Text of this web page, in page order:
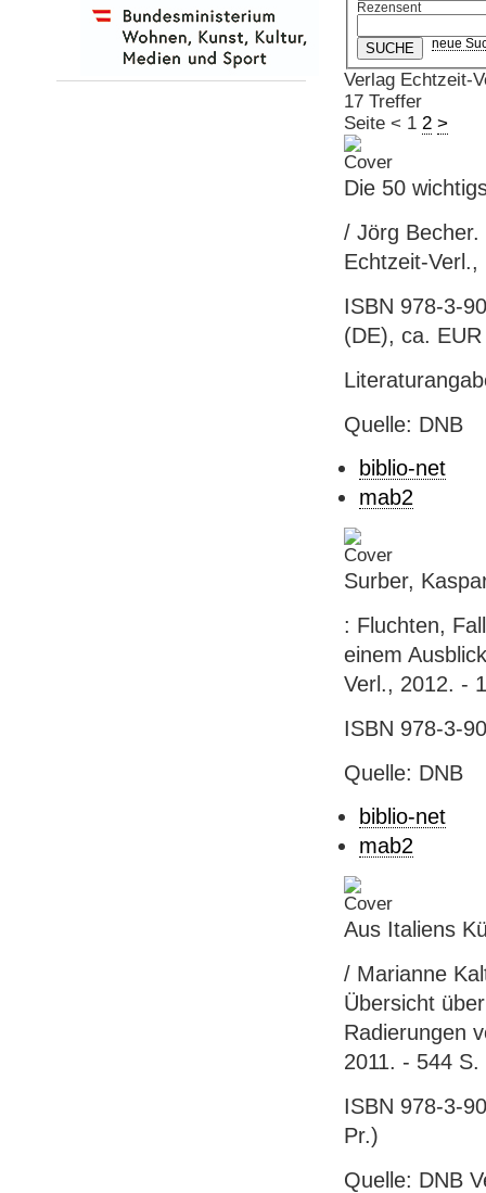
Rezensent
neue
Verlag Echtzeit-
17 Treffer
Seite < 1 2 >
Die 50
/ Jörg
Echtzeit-
ISBN 978-3-
(DE), ca.
Quelle: DNB
biblio-net
mab2
Surber,
: Fluchten,
einem
Verl., 2012. -
ISBN 978-3-
Quelle: DNB
biblio-net
mab2
Aus Italiens
/ Marianne
Übersicht
Radierungen
2011. - 544
ISBN 978-3-
Pr.)
Quelle: DNB